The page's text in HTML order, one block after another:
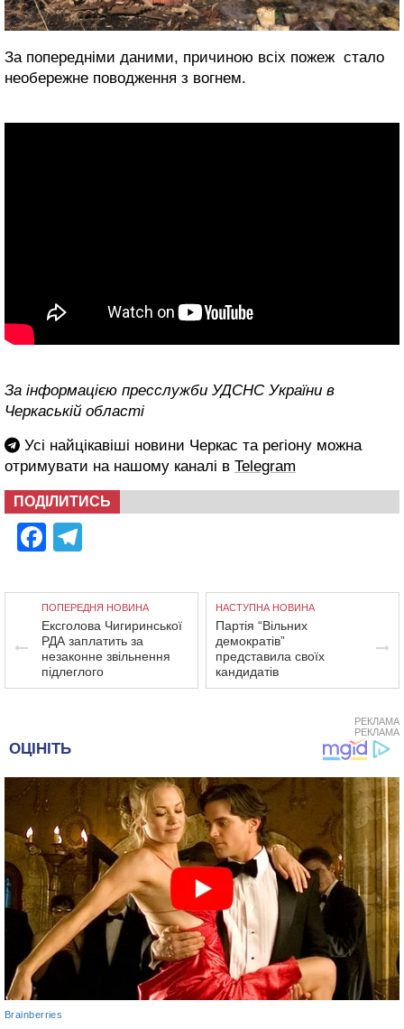
За попередніми даними, причиною всіх пожеж стало
необережне поводження з вогнем.
За інформацією пресслужби УДСНС України в
Черкаській області
Усі найцікавіші новини Черкас та регіону можна
отримувати на нашому каналі в Telegram
ПОДІЛИТИСЬ
Facebook
ПОПЕРЕДНЯ НОВИНА
Ексголова Чигиринської
РДА заплатить за
незаконне звільнення
підлеглого
НАСТУПНА НОВИНА
Партія “Вільних
демократів”
представила своїх
кандидатів
РЕКЛАМА
РЕКЛАМА